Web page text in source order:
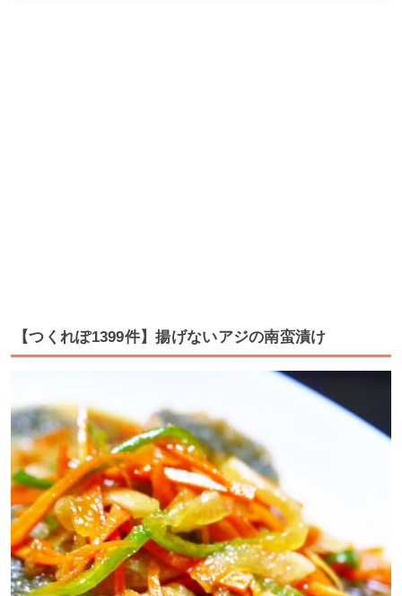
【つくれぽ1399件】揚げないアジの南蛮漬け